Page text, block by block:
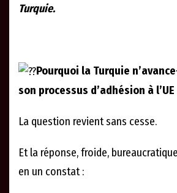
Turquie.
Pourquoi la Turquie
son processus d’adhésion à l’UE
La question revient sans cesse.
Et la réponse, froide,
en un constat :